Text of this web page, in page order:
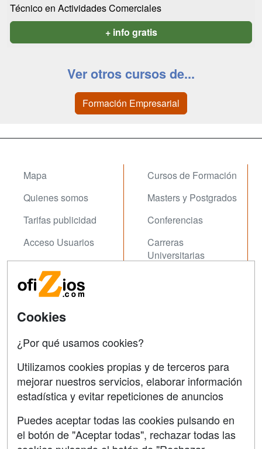
Técnico en Actividades Comerciales
+ info gratis
Ver otros cursos de...
Formación Empresarial
Mapa
Quienes somos
Tarifas publicidad
Acceso Usuarios
Acceso Centros
Cursos de Formación
Masters y Postgrados
Conferencias
Carreras
Universitarias
Contactar
Copyleft
Grupo formazion:
Cookies
¿Por qué usamos cookies?
Utilizamos cookies propias y de terceros para
mejorar nuestros servicios, elaborar información
estadística y evitar repeticiones de anuncios
Puedes aceptar todas las cookies pulsando en
el botón de "Aceptar todas", rechazar todas las